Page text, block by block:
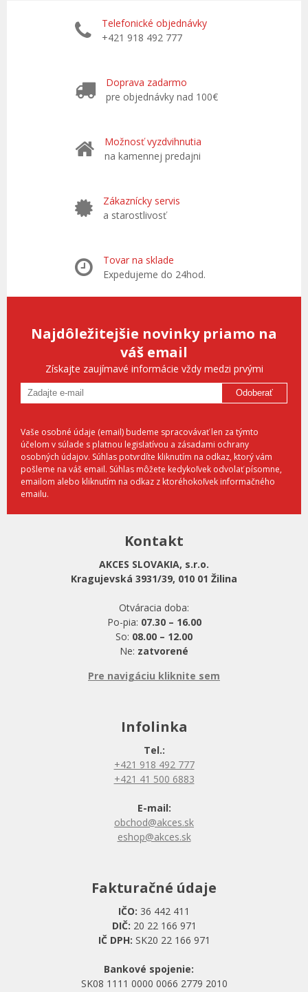
Telefonické objednávky
+421 918 492 777
Doprava zadarmo
pre objednávky nad 100€
Možnosť vyzdvihnutia
na kamennej predajni
Zákaznícky servis
a starostlivosť
Tovar na sklade
Expedujeme do 24hod.
Najdôležitejšie novinky priamo na
váš email
Získajte zaujímavé informácie vždy medzi prvými
Odoberať
Vaše osobné údaje (email) budeme spracovávať len za týmto
účelom v súlade s platnou legislatívou a zásadami ochrany
osobných údajov. Súhlas potvrdíte kliknutím na odkaz, ktorý vám
pošleme na váš email. Súhlas môžete kedykoľvek odvolať písomne,
emailom alebo kliknutím na odkaz z ktoréhokoľvek informačného
emailu.
Kontakt
AKCES SLOVAKIA, s.r.o.
Kragujevská 3931/39, 010 01 Žilina
Otváracia doba:
Po-pia: 07.30 – 16.00
So: 08.00 – 12.00
Ne: zatvorené
Pre navigáciu kliknite sem
Infolinka
Tel.:
+421 918 492 777
+421 41 500 6883
E-mail:
obchod@akces.sk
eshop@akces.sk
Fakturačné údaje
IČO: 36 442 411
DIČ: 20 22 166 971
IČ DPH: SK20 22 166 971
Bankové spojenie:
SK08 1111 0000 0066 2779 2010